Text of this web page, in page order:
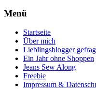
Menü
Startseite
Über mich
Lieblingsblogger
Ein Jahr ohne Shoppen
Jeans Sew Along
Freebie
Impressum &